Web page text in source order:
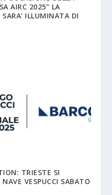
AIRC 2025” LA
ILLUMINATA DI
TRIESTE SI
NAVE VESPUCCI SABATO